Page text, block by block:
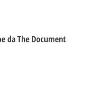
da The Document